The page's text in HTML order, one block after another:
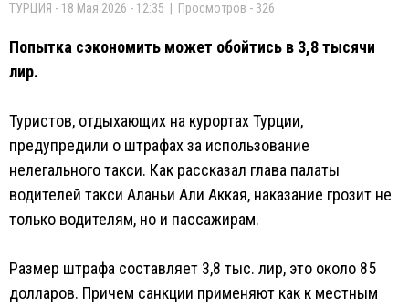
ТУРЦИЯ - 18 Мая 2026 - 12:35 | Просмотров - 326
Попытка сэкономить может обойтись в 3,8 тысячи
лир.
Туристов, отдыхающих на курортах Турции,
предупредили о штрафах за использование
нелегального такси. Как рассказал глава палаты
водителей такси Аланьи Али Аккая, наказание грозит не
только водителям, но и пассажирам.
Размер штрафа составляет 3,8 тыс. лир, это около 85
долларов. Причем санкции применяют как к местным